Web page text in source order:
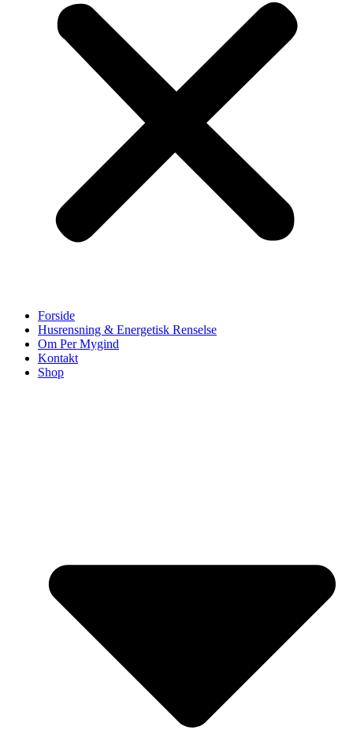
Forside
Husrensning & Energetisk Renselse
Om Per Mygind
Kontakt
Shop